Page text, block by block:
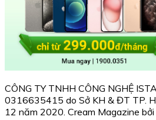
CÔNG TY TNHH CÔNG NGHỆ
0316635415 do Sở KH & ĐT TP.
12 năm 2020. Cream Magazine bởi